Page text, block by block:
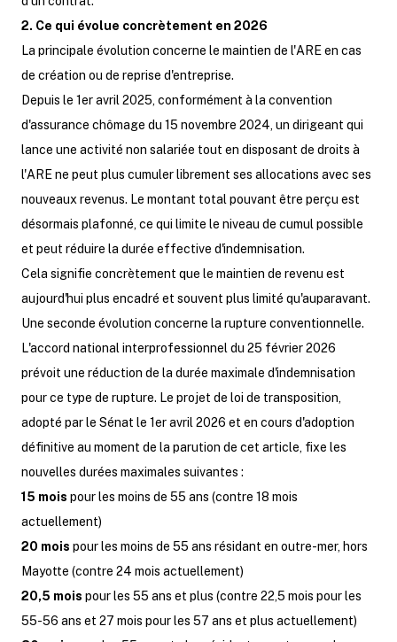
2. Ce qui évolue concrètement en 2026
La principale évolution concerne le maintien de l'ARE en cas
de création ou de reprise d'entreprise.
Depuis le 1er avril 2025, conformément à la convention
d'assurance chômage du 15 novembre 2024, un dirigeant qui
lance une activité non salariée tout en disposant de droits à
l'ARE ne peut plus cumuler librement ses allocations avec ses
nouveaux revenus. Le montant total pouvant être perçu est
désormais plafonné, ce qui limite le niveau de cumul possible
et peut réduire la durée effective d'indemnisation.
Cela signifie concrètement que le maintien de revenu est
aujourd'hui plus encadré et souvent plus limité qu'auparavant.
Une seconde évolution concerne la rupture conventionnelle.
L'accord national interprofessionnel du 25 février 2026
prévoit une réduction de la durée maximale d'indemnisation
pour ce type de rupture. Le projet de loi de transposition,
adopté par le Sénat le 1er avril 2026 et en cours d'adoption
définitive au moment de la parution de cet article, fixe les
nouvelles durées maximales suivantes :
15 mois pour les moins de 55 ans (contre 18 mois
actuellement)
20 mois pour les moins de 55 ans résidant en outre-mer, hors
Mayotte (contre 24 mois actuellement)
20,5 mois pour les 55 ans et plus (contre 22,5 mois pour les
55-56 ans et 27 mois pour les 57 ans et plus actuellement)